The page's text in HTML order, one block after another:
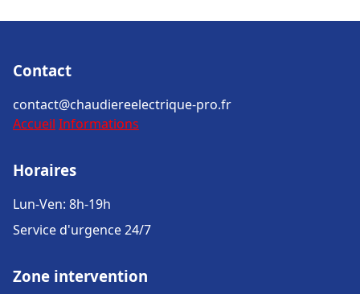
Contact
contact@chaudiereelectrique-pro.fr
Accueil Informations
Horaires
Lun-Ven: 8h-19h
Service d'urgence 24/7
Zone intervention